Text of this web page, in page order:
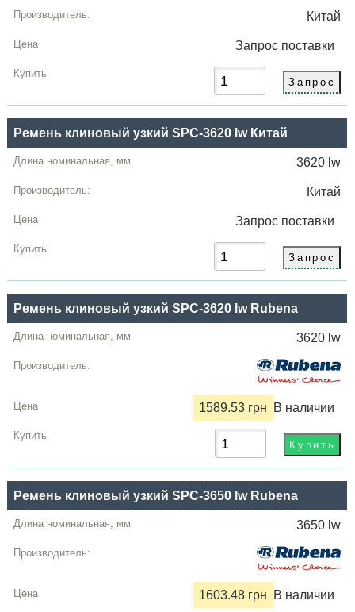
Китай
Запрос поставки
Ремень клиновый узкий SPC-3620 lw Китай
3620 lw
Китай
Запрос поставки
Ремень клиновый узкий SPC-3620 lw Rubena
3620 lw
1589.53 грн В наличии
Ремень клиновый узкий SPC-3650 lw Rubena
3650 lw
1603.48 грн В наличии